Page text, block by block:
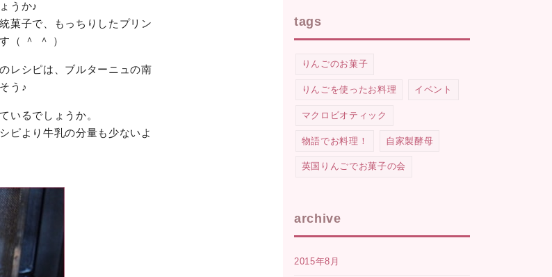
うか♪
菓子で、もっちりしたプリン
（ ＾ ＾ ）
レシピは、ブルターニュの南
う♪
いるでしょうか。
ピより牛乳の分量も少ないよ
tags
りんごのお菓子
りんごを使ったお料理 イベント
マクロビオティック
物語でお料理！ 自家製酵母
英国りんごでお菓子の会
archive
2015年8月